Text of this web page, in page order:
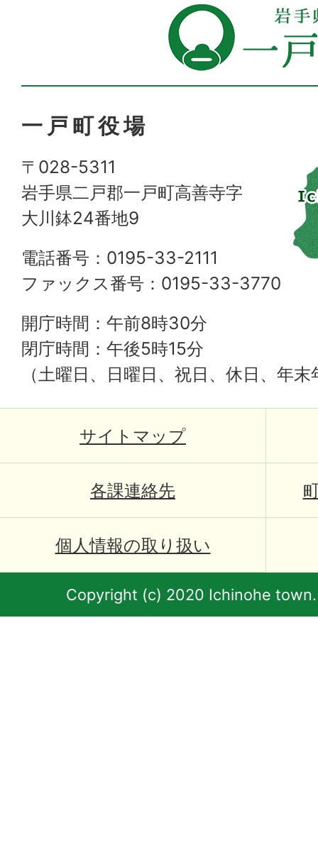
一戸町役場
〒028-5311
岩手県二戸郡一戸町高善寺字
大川鉢24番地9
電話番号：0195-33-2111
ファックス番号：0195-33-3770
開庁時間：午前8時30分
閉庁時間：午後5時15分
（土曜日、日曜日、祝日、休日、年
サイトマップ
各課連絡先
個人情報の取り扱い
Copyright (c) 2020 Ichinohe